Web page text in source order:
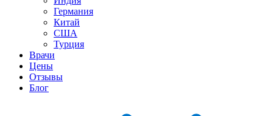
Германия
Китай
США
Турция
Врачи
Цены
Отзывы
Блог